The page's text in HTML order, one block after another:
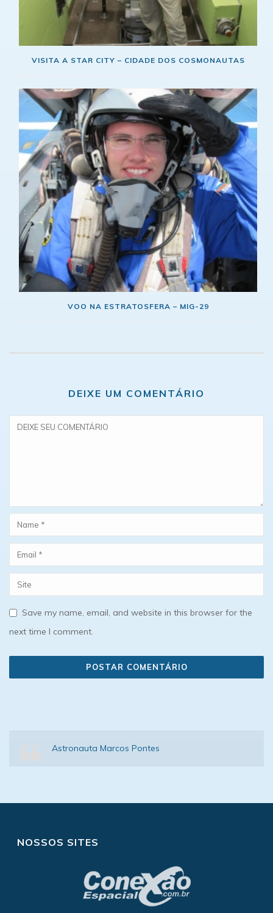
VISITA A STAR CITY – CIDADE DOS COSMONAUTAS
VOO NA ESTRATOSFERA – MIG-29
DEIXE UM COMENTÁRIO
Save my name, email, and website in this browser for the
next time I comment.
Astronauta Marcos Pontes
NOSSOS SITES